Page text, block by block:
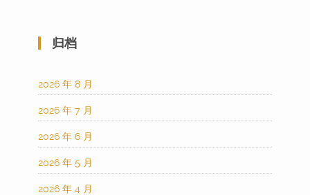
归档
2026 年 8 月
2026 年 7 月
2026 年 6 月
2026 年 5 月
2026 年 4 月